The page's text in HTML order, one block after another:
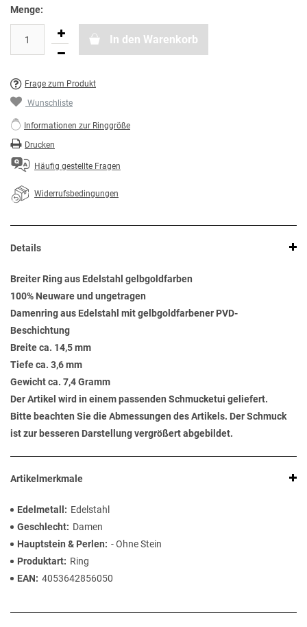
Menge:
In den Warenkorb
Frage zum Produkt
Wunschliste
Informationen zur Ringgröße
Drucken
Häufig gestellte Fragen
Widerrufsbedingungen
Details
Breiter Ring aus Edelstahl gelbgoldfarben
100% Neuware und ungetragen
Damenring aus Edelstahl mit gelbgoldfarbener PVD-
Beschichtung
Breite ca. 14,5 mm
Tiefe ca. 3,6 mm
Gewicht ca. 7,4 Gramm
Der Artikel wird in einem passenden Schmucketui geliefert.
Bitte beachten Sie die Abmessungen des Artikels. Der Schmuck
ist zur besseren Darstellung vergrößert abgebildet.
Artikelmerkmale
Edelmetall
Edelstahl
Geschlecht
Damen
Hauptstein & Perlen
- Ohne Stein
Produktart
Ring
EAN
4053642856050